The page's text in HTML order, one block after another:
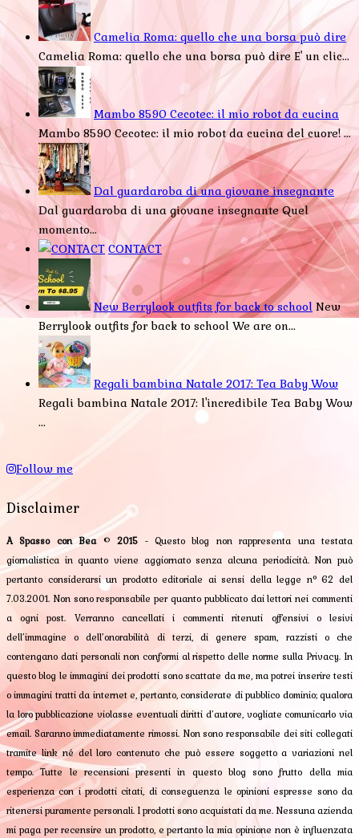
Camelia Roma: quello che una borsa può dire
Camelia Roma: quello che una borsa può dire E' un clic...
Mambo 8590 Cecotec: il mio robot da cucina
Mambo 8590 Cecotec: il mio robot da cucina del cuore! ...
Dal guardaroba di una giovane insegnante
Dal guardaroba di una giovane insegnante Quel
momento...
CONTACT
New Berrylook outfits for back to school New
Berrylook outfits for back to school We are on...
Regali bambina Natale 2017: Tea Baby Wow
Regali bambina Natale 2017: l'incredibile Tea Baby Wow
...
Follow me
Disclaimer
A Spasso con Bea©2015 - Questo blog non rappresenta una testata
giornalistica in quanto viene aggiornato senza alcuna periodicità. Non può
pertanto considerarsi un prodotto editoriale ai sensi della legge n° 62 del
7.03.2001. Non sono responsabile per quanto pubblicato dai lettori nei commenti
a ogni post. Verranno cancellati i commenti ritenuti offensivi o lesivi
dell’immagine o dell’onorabilità di terzi, di genere spam, razzisti o che
contengano dati personali non conformi al rispetto delle norme sulla Privacy. In
questo blog le immagini dei prodotti sono scattate da me, ma potrei inserire testi
o immagini tratti da internet e, pertanto, considerate di pubblico dominio; qualora
la loro pubblicazione violasse eventuali diritti d’autore, vogliate comunicarlo via
email. Saranno immediatamente rimossi. Non sono responsabile dei siti collegati
tramite link né del loro contenuto che può essere soggetto a variazioni nel
tempo. Tutte le recensioni presenti in questo blog sono frutto della mia
esperienza con i prodotti citati, di conseguenza le opinioni espresse sono da
ritenersi puramente personali. I prodotti sono acquistati da me. Nessuna azienda
mi paga per recensire un prodotto, e pertanto la mia opinione non è influenzata